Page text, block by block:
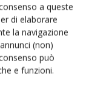
a queste
di elaborare
la navigazione
(non)
può
e funzioni.